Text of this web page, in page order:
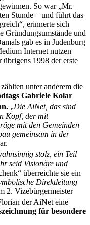
So war „Mr.
Stunde – und führt das
erinnerte sich
Gründungsumstände und
gab es in Judenburg
Internet nutzen
1998 der erste
unter anderem die
Gabriele Kolar
„Die AiNet, das sind
Kopf, der mit
mit den Gemeinden
gemeinsam in der
stolz, ein Teil
seid Visionäre und
überreichte sie ein
Direktleitung
2. Vizebürgermeister
der AiNet eine
für besondere